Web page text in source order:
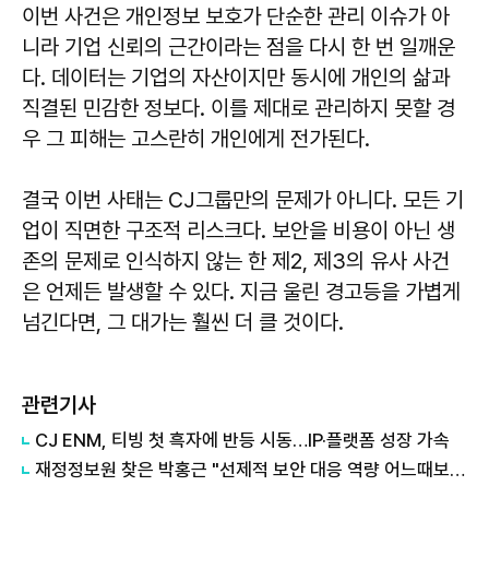
이번 사건은 개인정보 보호가 단순한 관리 이슈가 아
니라 기업 신뢰의 근간이라는 점을 다시 한 번 일깨운
다. 데이터는 기업의 자산이지만 동시에 개인의 삶과
직결된 민감한 정보다. 이를 제대로 관리하지 못할 경
우 그 피해는 고스란히 개인에게 전가된다.
결국 이번 사태는 CJ그룹만의 문제가 아니다. 모든 기
업이 직면한 구조적 리스크다. 보안을 비용이 아닌 생
존의 문제로 인식하지 않는 한 제2, 제3의 유사 사건
은 언제든 발생할 수 있다. 지금 울린 경고등을 가볍게
넘긴다면, 그 대가는 훨씬 더 클 것이다.
관련기사
CJ ENM, 티빙 첫 흑자에 반등 시동…IP·플랫폼 성장 가속
재정정보원 찾은 박홍근 "선제적 보안 대응 역량 어느때보다 중요"